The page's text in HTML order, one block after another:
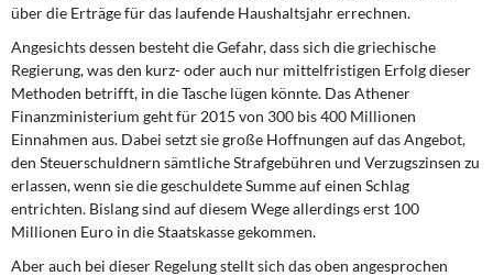
über die Erträge für das laufende Haushaltsjahr errechnen.
Angesichts dessen besteht die Gefahr, dass sich die griechische
Regierung, was den kurz- oder auch nur mittelfristigen Erfolg dieser
Methoden betrifft, in die Tasche lügen könnte. Das Athener
Finanzministerium geht für 2015 von 300 bis 400 Millionen
Einnahmen aus. Dabei setzt sie große Hoffnungen auf das Angebot,
den Steuerschuldnern sämtliche Strafgebühren und Verzugszinsen zu
erlassen, wenn sie die geschuldete Summe auf einen Schlag
entrichten. Bislang sind auf diesem Wege allerdings erst 100
Millionen Euro in die Staatskasse gekommen.
Aber auch bei dieser Regelung stellt sich das oben angesprochen